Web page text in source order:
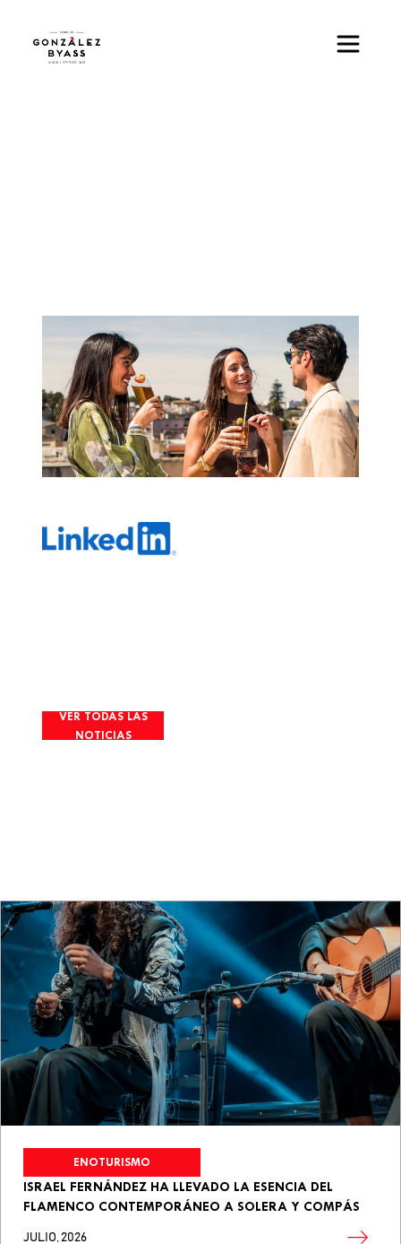
Imagen
VER TODAS LAS
NOTICIAS
ENOTURISMO
ISRAEL FERNÁNDEZ HA LLEVADO LA ESENCIA DEL
FLAMENCO CONTEMPORÁNEO A SOLERA Y COMPÁS
JULIO, 2026